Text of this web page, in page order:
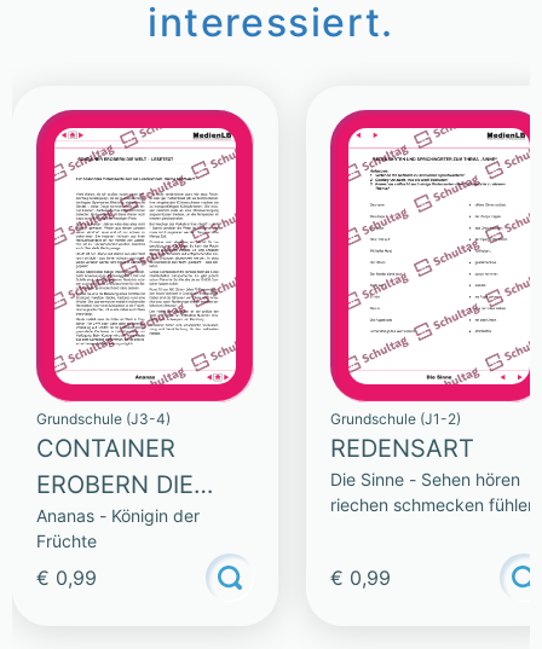
interessiert.
Grundschule (J3-4)
CONTAINER
EROBERN DIE
WELT – LESETEXT
Ananas - Königin der
Früchte
€ 0,99
Grundschule (J1-2)
REDENSART
Die Sinne - Sehen hören
riechen schmecken fühlen
€ 0,99